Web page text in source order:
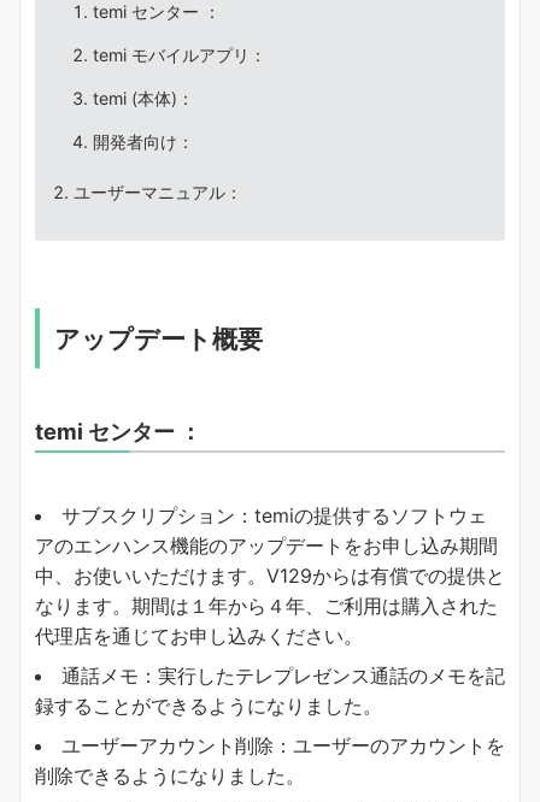
temi センター ：
temi モバイルアプリ：
temi (本体)：
開発者向け：
ユーザーマニュアル：
アップデート概要
temi センター ：
サブスクリプション：temiの提供するソフトウェ
アのエンハンス機能のアップデートをお申し込み期間
中、お使いいただけます。V129からは有償での提供と
なります。期間は１年から４年、ご利用は購入された
代理店を通じてお申し込みください。
通話メモ：実行したテレプレゼンス通話のメモを記
録することができるようになりました。
ユーザーアカウント削除：ユーザーのアカウントを
削除できるようになりました。